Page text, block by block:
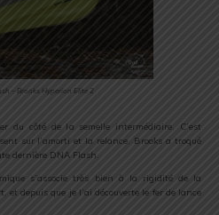
– Brooks Hyperion Elite 2
du côté de la semelle intermédiaire. C’est
sur l’amorti et la relance. Brooks a troqué
dernière DNA Flash.
s’associe très bien à la rigidité de la
et depuis que je l’ai découverte le fer de lance